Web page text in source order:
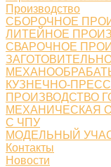
Производство
СБОРОЧНОЕ
ЛИТЕЙНОЕ
СВАРОЧНОЕ
КУЗНЕЧНО-
ПРОИЗВОДСТВО
МЕХАНИЧЕСКАЯ
С ЧПУ
МОДЕЛЬНЫЙ
Контакты
Новости